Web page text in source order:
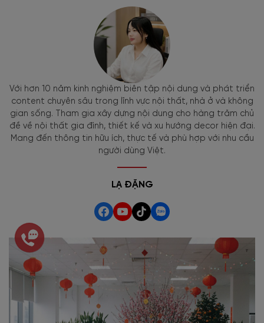
Với hơn 10 năm kinh nghiệm biên tập nội dung và phát triển
content chuyên sâu trong lĩnh vực nội thất, nhà ở và không
gian sống. Tham gia xây dựng nội dung cho hàng trăm chủ
đề về nội thất gia đình, thiết kế và xu hướng decor hiện đại.
Mang đến thông tin hữu ích, thực tế và phù hợp với nhu cầu
người dùng Việt.
LẠ ĐẶNG